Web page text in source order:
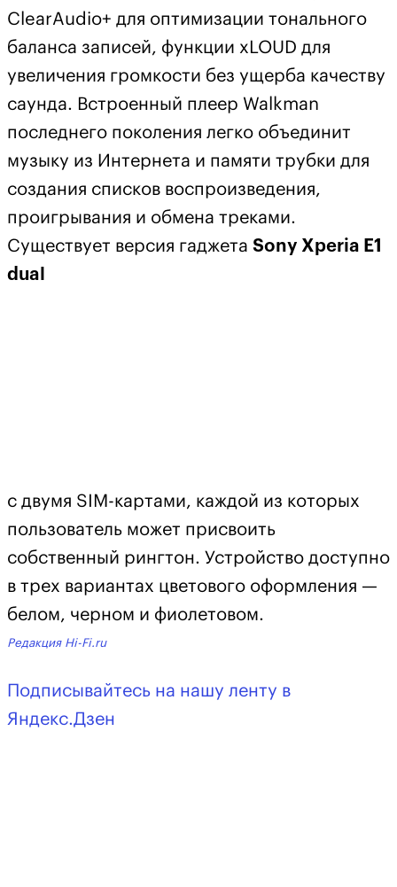
ClearAudio+ для оптимизации тонального
баланса записей, функции xLOUD для
увеличения громкости без ущерба качеству
саунда. Встроенный плеер Walkman
последнего поколения легко объединит
музыку из Интернета и памяти трубки для
создания списков воспроизведения,
проигрывания и обмена треками.
Существует версия гаджета Sony Xperia E1
dual
с двумя SIM-картами, каждой из которых
пользователь может присвоить
собственный рингтон. Устройство доступно
в трех вариантах цветового оформления —
белом, черном и фиолетовом.
Редакция Hi-Fi.ru
Подписывайтесь на нашу ленту в
Яндекс.Дзен